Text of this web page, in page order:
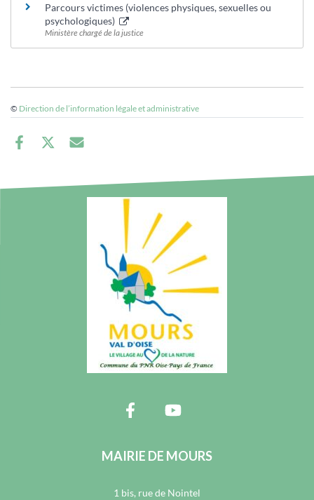
Parcours victimes (violences physiques, sexuelles ou
psychologiques)
Ministère chargé de la justice
© Direction de l’information légale et administrative
MAIRIE DE MOURS
1 bis, rue de Nointel